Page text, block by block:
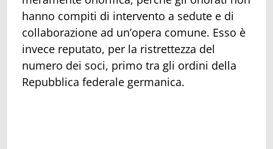
hanno compiti di intervento a sedute e di
collaborazione ad un’opera comune. Esso è
invece reputato, per la ristrettezza del
numero dei soci, primo tra gli ordini della
Repubblica federale germanica.